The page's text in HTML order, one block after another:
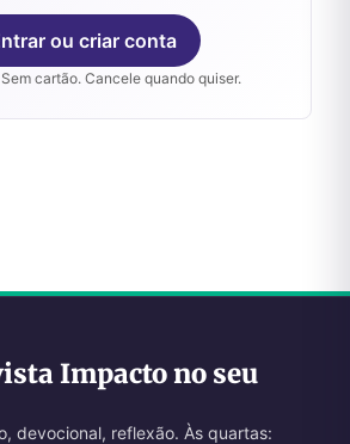
ou criar conta
cartão. Cancele quando quiser.
Impacto no seu
devocional, reflexão. Às quartas: